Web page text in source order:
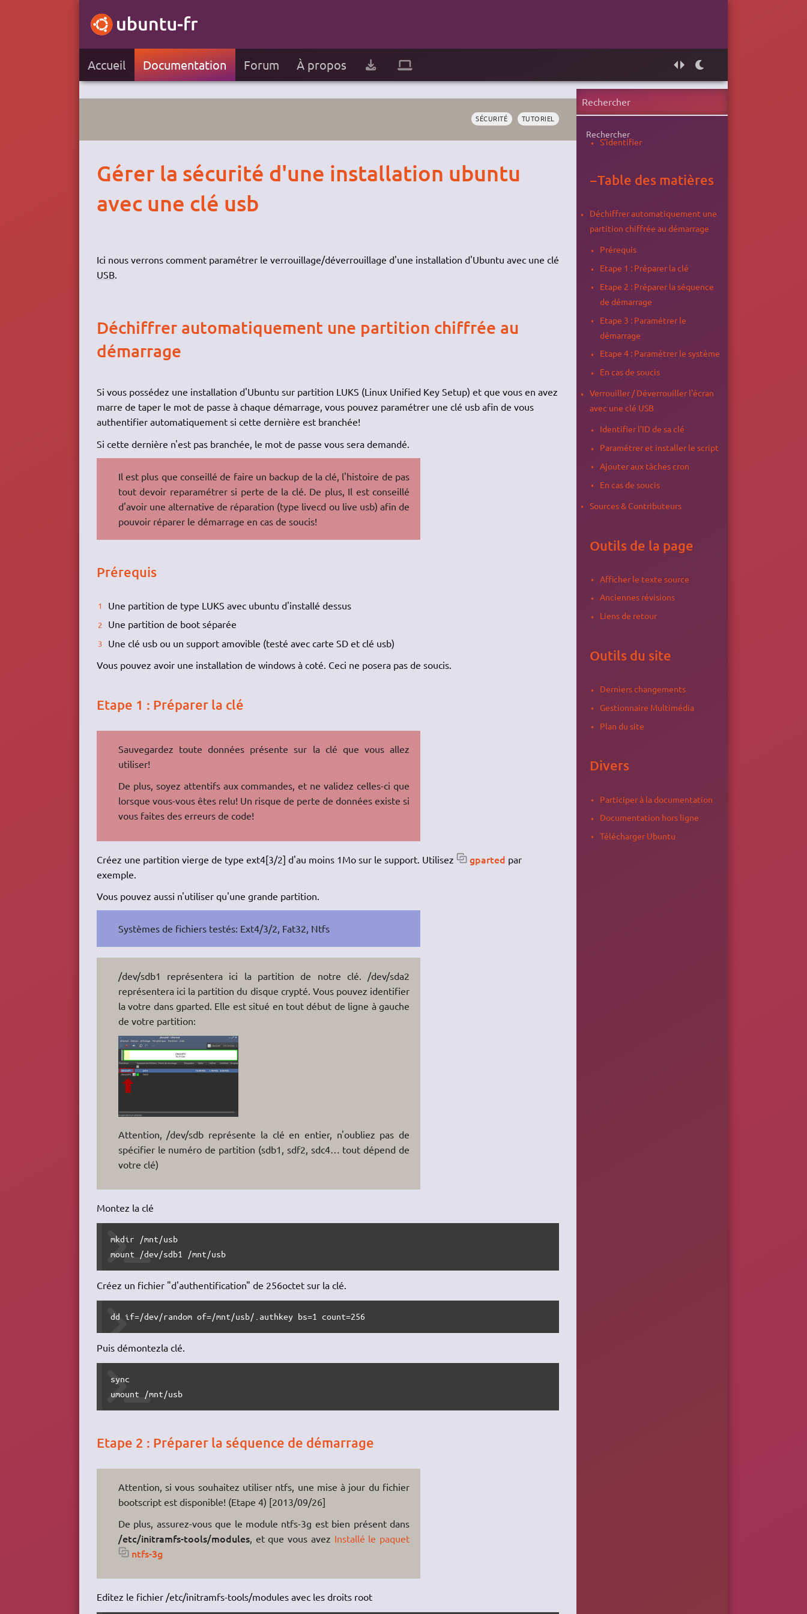
Accueil Documentation Forum À propos
SÉCURITÉ TUTORIEL
Gérer la sécurité d'une installation ubuntu
avec une clé usb
Ici nous verrons comment paramétrer le verrouillage/déverrouillage d'une installation d'Ubuntu avec une clé
USB.
Déchiffrer automatiquement une partition chiffrée au
démarrage
Si vous possédez une installation d'Ubuntu sur partition LUKS (Linux Unified Key Setup) et que vous en avez
marre de taper le mot de passe à chaque démarrage, vous pouvez paramétrer une clé usb afin de vous
authentifier automatiquement si cette dernière est branchée!
Si cette dernière n'est pas branchée, le mot de passe vous sera demandé.
Il est plus que conseillé de faire un backup de la clé, l'histoire de pas
tout devoir reparamétrer si perte de la clé. De plus, Il est conseillé
d'avoir une alternative de réparation (type livecd ou live usb) afin de
pouvoir réparer le démarrage en cas de soucis!
Prérequis
Une partition de type LUKS avec ubuntu d'installé dessus
Une partition de boot séparée
Une clé usb ou un support amovible (testé avec carte SD et clé usb)
Vous pouvez avoir une installation de windows à coté. Ceci ne posera pas de soucis.
Etape 1 : Préparer la clé
Sauvegardez toute données présente sur la clé que vous allez
utiliser!
De plus, soyez attentifs aux commandes, et ne validez celles-ci que
lorsque vous-vous êtes relu! Un risque de perte de données existe si
vous faites des erreurs de code!
Créez une partition vierge de type ext4[3/2] d'au moins 1Mo sur le support. Utilisez gparted par
exemple.
Vous pouvez aussi n'utiliser qu'une grande partition.
Systèmes de fichiers testés: Ext4/3/2, Fat32, Ntfs
/dev/sdb1 représentera ici la partition de notre clé. /dev/sda2
représentera ici la partition du disque crypté. Vous pouvez identifier
la votre dans gparted. Elle est situé en tout début de ligne à gauche
de votre partition:
Attention, /dev/sdb représente la clé en entier, n'oubliez pas de
spécifier le numéro de partition (sdb1, sdf2, sdc4… tout dépend de
votre clé)
Montez la clé
mkdir /mnt/usb
mount /dev/sdb1 /mnt/usb
Créez un fichier "d'authentification" de 256octet sur la clé.
dd if=/dev/random of=/mnt/usb/.authkey bs=1 count=256
Puis démontezla clé.
sync
umount /mnt/usb
Etape 2 : Préparer la séquence de démarrage
Attention, si vous souhaitez utiliser ntfs, une mise à jour du fichier
bootscript est disponible! (Etape 4) [2013/09/26]
De plus, assurez-vous que le module ntfs-3g est bien présent dans
/etc/initramfs-tools/modules, et que vous avez Installé le paquet
ntfs-3g
Editez le fichier /etc/initramfs-tools/modules avec les droits root
Rechercher
S'identifier
−Table des matières
Déchiffrer automatiquement une
partition chiffrée au démarrage
Prérequis
Etape 1 : Préparer la clé
Etape 2 : Préparer la séquence
de démarrage
Etape 3 : Paramétrer le
démarrage
Etape 4 : Paramétrer le système
En cas de soucis
Verrouiller / Déverrouiller l'écran
avec une clé USB
Identifier l'ID de sa clé
Paramétrer et installer le script
Ajouter aux tâches cron
En cas de soucis
Sources & Contributeurs
Outils de la page
Afficher le texte source
Anciennes révisions
Liens de retour
Outils du site
Derniers changements
Gestionnaire Multimédia
Plan du site
Divers
Participer à la documentation
Documentation hors ligne
Télécharger Ubuntu